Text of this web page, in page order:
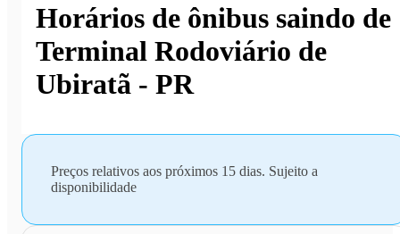
Horários de ônibus saindo de
Terminal Rodoviário de
Ubiratã - PR
Preços relativos aos próximos 15 dias. Sujeito a
disponibilidade